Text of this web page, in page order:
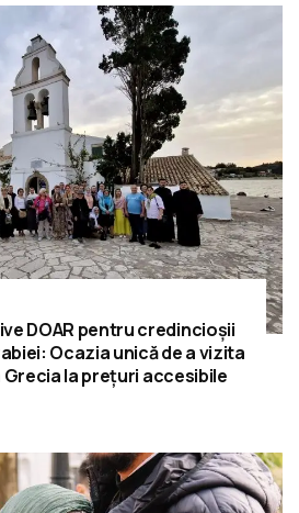
DOAR pentru credincioșii
Ocazia unică de a vizita
la prețuri accesibile